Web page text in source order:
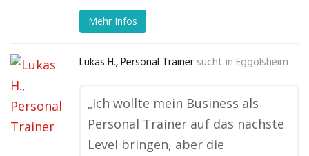
Mehr Infos
Lukas H., Personal Trainer sucht in Eggolsheim
„Ich wollte mein Business als
Personal Trainer auf das nächste
Level bringen, aber die